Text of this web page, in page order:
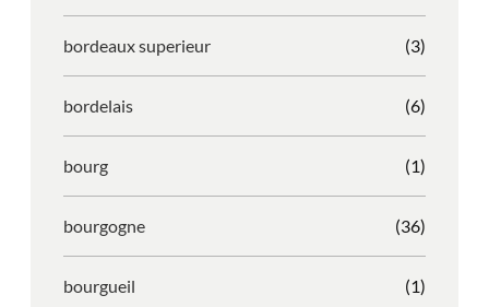
bordeaux superieur (3)
bordelais (6)
bourg (1)
bourgogne (36)
bourgueil (1)